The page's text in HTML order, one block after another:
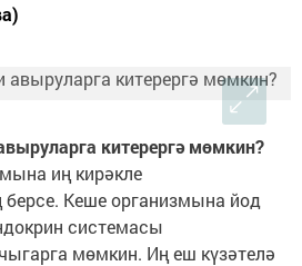
китерергә мөмкин?
иң кирәкле
Кеше организмына йод
системасы
мөмкин. Иң еш күзәтелә